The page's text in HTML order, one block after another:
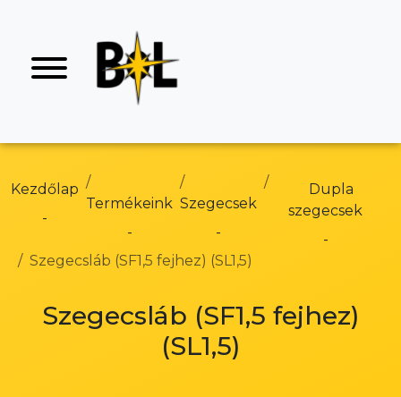
Kezdőlap
Termékeink Szegecsek
Dupla
szegecsek
Szegecsláb (SF1,5 fejhez) (SL1,5)
Szegecsláb (SF1,5 fejhez)
(SL1,5)